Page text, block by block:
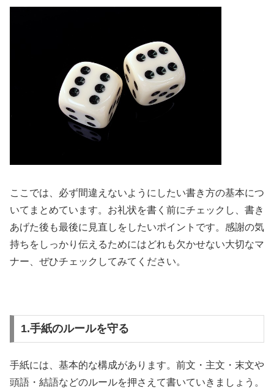
ここでは、必ず間違えないようにしたい書き方の基本につ
いてまとめています。お礼状を書く前にチェックし、書き
あげた後も最後に見直しをしたいポイントです。感謝の気
持ちをしっかり伝えるためにはどれも欠かせない大切なマ
ナー、ぜひチェックしてみてください。
1.手紙のルールを守る
手紙には、基本的な構成があります。前文・主文・末文や
頭語・結語などのルールを押さえて書いていきましょう。